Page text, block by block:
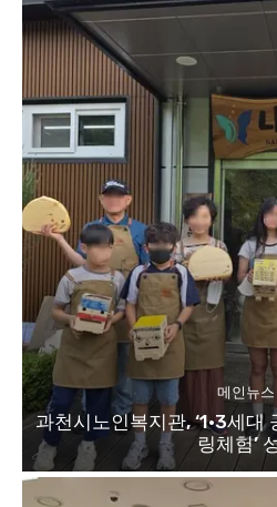
메인뉴스
과천시노인복지관, ‘1·3세대
링체험’